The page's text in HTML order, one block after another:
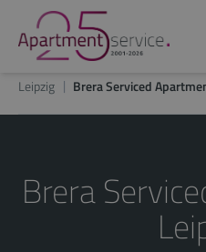
Leipzig Brera Serviced
Brera